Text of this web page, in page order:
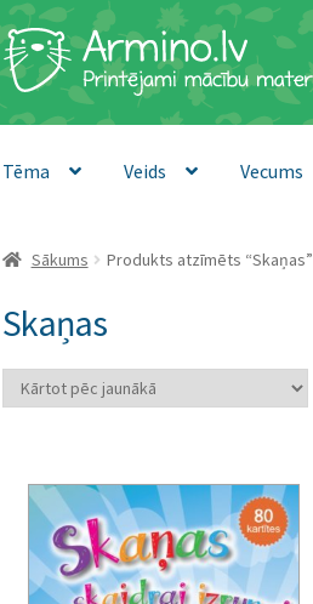
Skip
to
navigation
Skip
to
content
Tēma Veids Vecums
Sākums Produkts atzīmēts “Skaņas”
Skaņas